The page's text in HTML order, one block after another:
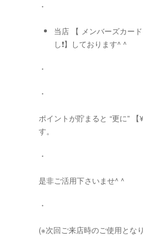
・
当店 【 メンバーズカー
し❗️】しております^ ^
・
・
ポイントが貯まると “更に”
す。
・
是非ご活用下さいませ^ ^
・
(※次回ご来店時のご使用とな